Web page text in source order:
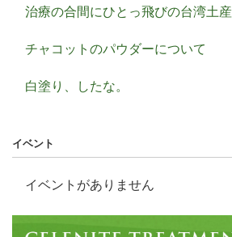
治療の合間にひとっ飛びの台湾土産
チャコットのパウダーについて
白塗り、したな。
イベント
イベントがありません